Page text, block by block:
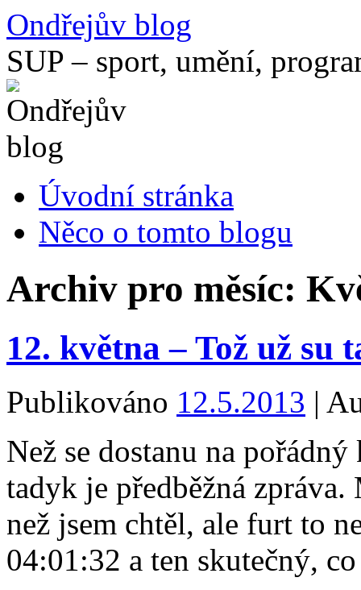
Přejít
k
obsahu
webu
Ondřejův blog
SUP – sport, umění,
Úvodní stránka
Něco o tomto blogu
Archiv pro měsíc:
12. května – Tož už su
Publikováno 12.5.2013 |
Než se dostanu na
tadyk je předběžná
než jsem chtěl, ale furt to
04:01:32 a ten skutečný,